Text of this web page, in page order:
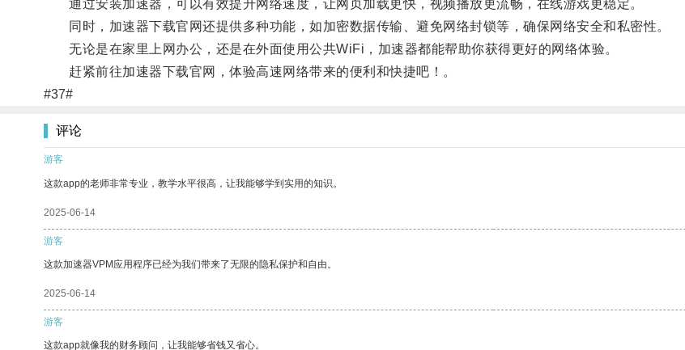
通过安装加速器，可以有效提升网络速度，让网页加载更快，视频播放更流畅，在线游戏更稳定。
同时，加速器下载官网还提供多种功能，如加密数据传输、避免网络封锁等，确保网络安全和私密性。
无论是在家里上网办公，还是在外面使用公共WiFi，加速器都能帮助你获得更好的网络体验。
赶紧前往加速器下载官网，体验高速网络带来的便利和快捷吧！。
#37#
评论
游客
这款app的老师非常专业，教学水平很高，让我能够学到实用的知识。
2025-06-14
游客
这款加速器VPM应用程序已经为我们带来了无限的隐私保护和自由。
2025-06-14
游客
这款app就像我的财务顾问，让我能够省钱又省心。